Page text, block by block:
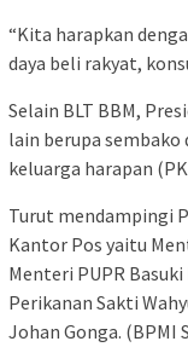
“Kita harapkan
daya beli rakyat,
Selain BLT BBM,
lain berupa sembako
keluarga harapan
Turut mendampingi
Kantor Pos yaitu
Menteri PUPR
Perikanan Sakti
Johan Gonga. (BPMI